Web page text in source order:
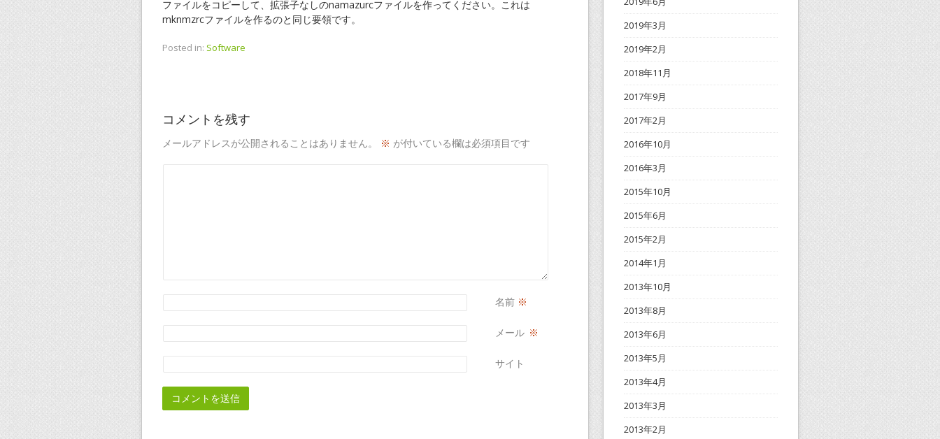
ファイルをコピーして、拡張子なしのnamazurcファイルを作ってください。これは
mknmzrcファイルを作るのと同じ要領です。
Posted in: Software
コメントを残す
メールアドレスが公開されることはありません。 ※ が付いている欄は必須項目です
名前 ※
メール ※
サイト
2019年3月
2019年2月
2018年11月
2017年9月
2017年2月
2016年10月
2016年3月
2015年10月
2015年6月
2015年2月
2014年1月
2013年10月
2013年8月
2013年6月
2013年5月
2013年4月
2013年3月
2013年2月